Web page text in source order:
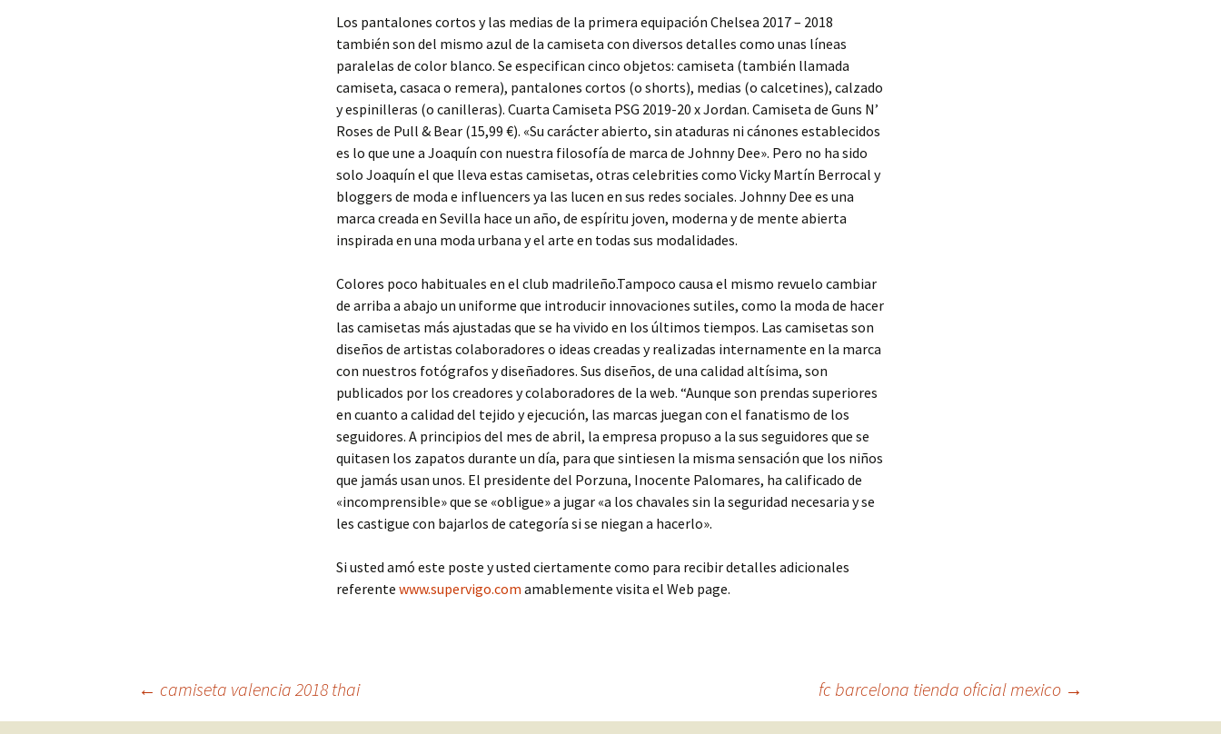
Los pantalones cortos y las medias de la primera equipación Chelsea 2017 – 2018
también son del mismo azul de la camiseta con diversos detalles como unas líneas
paralelas de color blanco. Se especifican cinco objetos: camiseta (también llamada
camiseta, casaca o remera), pantalones cortos (o shorts), medias (o calcetines), calzado
y espinilleras (o canilleras). Cuarta Camiseta PSG 2019-20 x Jordan. Camiseta de Guns N’
Roses de Pull & Bear (15,99 €). «Su carácter abierto, sin ataduras ni cánones establecidos
es lo que une a Joaquín con nuestra filosofía de marca de Johnny Dee». Pero no ha sido
solo Joaquín el que lleva estas camisetas, otras celebrities como Vicky Martín Berrocal y
bloggers de moda e influencers ya las lucen en sus redes sociales. Johnny Dee es una
marca creada en Sevilla hace un año, de espíritu joven, moderna y de mente abierta
inspirada en una moda urbana y el arte en todas sus modalidades.
Colores poco habituales en el club madrileño.Tampoco causa el mismo revuelo cambiar
de arriba a abajo un uniforme que introducir innovaciones sutiles, como la moda de hacer
las camisetas más ajustadas que se ha vivido en los últimos tiempos. Las camisetas son
diseños de artistas colaboradores o ideas creadas y realizadas internamente en la marca
con nuestros fotógrafos y diseñadores. Sus diseños, de una calidad altísima, son
publicados por los creadores y colaboradores de la web. “Aunque son prendas superiores
en cuanto a calidad del tejido y ejecución, las marcas juegan con el fanatismo de los
seguidores. A principios del mes de abril, la empresa propuso a la sus seguidores que se
quitasen los zapatos durante un día, para que sintiesen la misma sensación que los niños
que jamás usan unos. El presidente del Porzuna, Inocente Palomares, ha calificado de
«incomprensible» que se «obligue» a jugar «a los chavales sin la seguridad necesaria y se
les castigue con bajarlos de categoría si se niegan a hacerlo».
Si usted amó este poste y usted ciertamente como para recibir detalles adicionales
referente www.supervigo.com amablemente visita el Web page.
Navegación
← camiseta valencia 2018 thai fc barcelona tienda oficial mexico →